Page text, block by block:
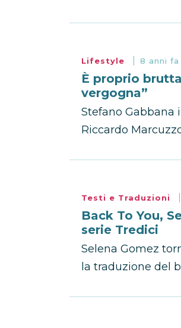
Lifestyle 8 anni fa
È proprio
vergogna”
Stefano Gabbana
Riccardo
Testi e Traduzioni
Back To You,
serie Tredici
Selena Gomez
la traduzione del